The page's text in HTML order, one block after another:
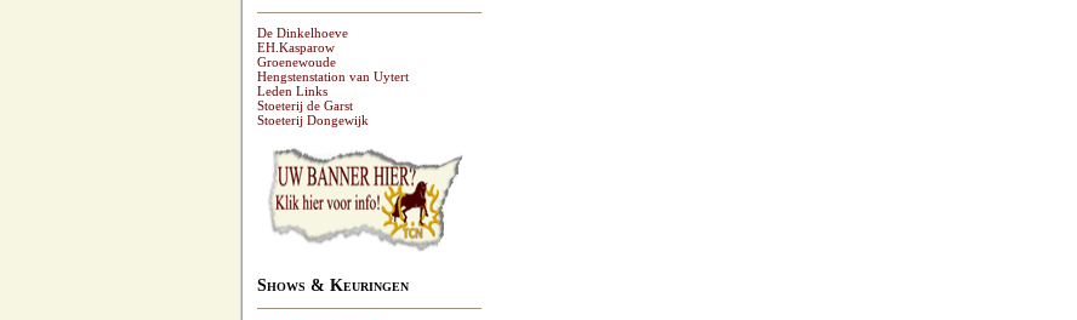
De Dinkelhoeve
EH.Kasparow
Groenewoude
Hengstenstation van Uytert
Leden Links
Stoeterij de Garst
Stoeterij Dongewijk
Shows & Keuringen